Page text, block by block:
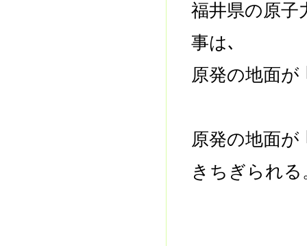
福井県の原子
事は､
原発の地面
原発の地面が
きちぎられ